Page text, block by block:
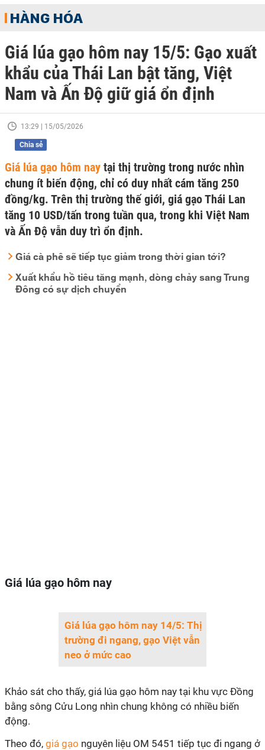
HÀNG HÓA
Giá lúa gạo hôm nay 15/5: Gạo xuất
khẩu của Thái Lan bật tăng, Việt
Nam và Ấn Độ giữ giá ổn định
13:29 | 15/05/2026
Chia sẻ
Giá lúa gạo hôm nay tại thị trường trong nước nhìn
chung ít biến động, chỉ có duy nhất cám tăng 250
đồng/kg. Trên thị trường thế giới, giá gạo Thái Lan
tăng 10 USD/tấn trong tuần qua, trong khi Việt Nam
và Ấn Độ vẫn duy trì ổn định.
Giá cà phê sẽ tiếp tục giảm trong thời gian tới?
Xuất khẩu hồ tiêu tăng mạnh, dòng chảy sang Trung
Đông có sự dịch chuyển
Giá lúa gạo hôm nay
Giá lúa gạo hôm nay 14/5: Thị
trường đi ngang, gạo Việt vẫn
neo ở mức cao
Khảo sát cho thấy, giá lúa gạo hôm nay tại khu vực Đồng
bằng sông Cửu Long nhìn chung không có nhiều biến
động.
Theo đó, giá gạo nguyên liệu OM 5451 tiếp tục đi ngang ở